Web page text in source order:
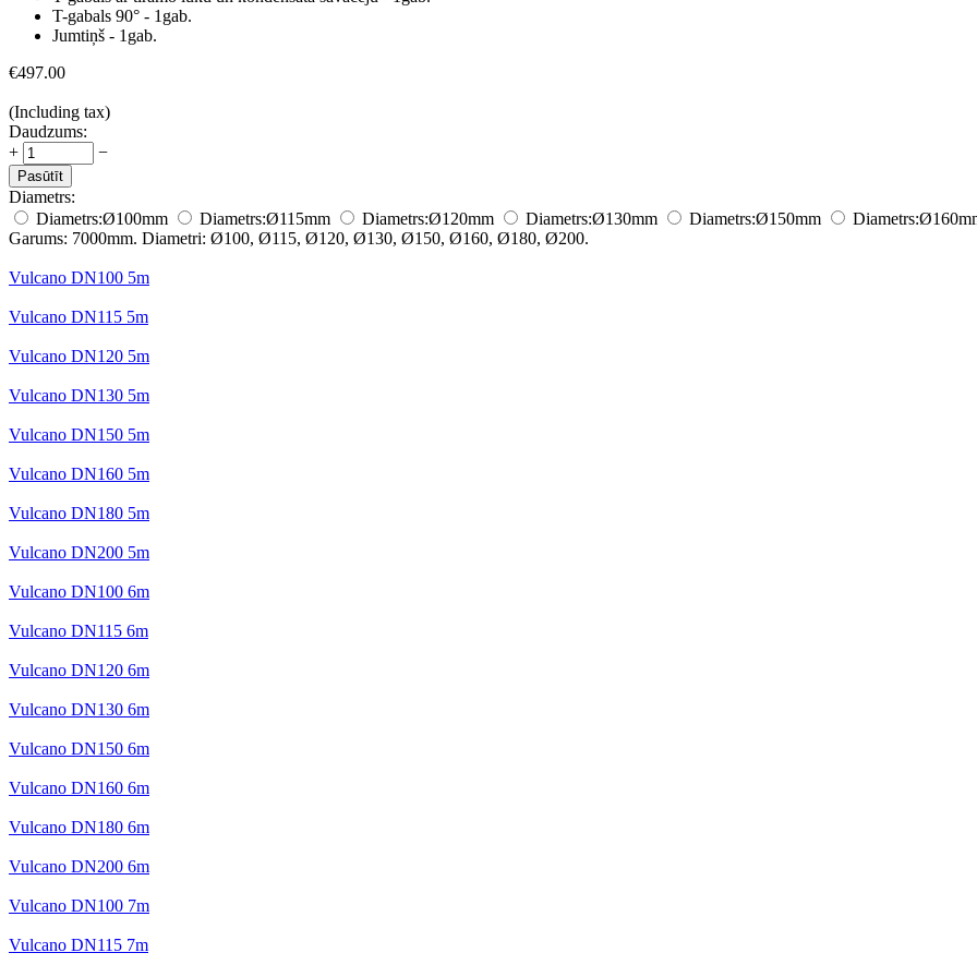
T-gabals 90° - 1gab.
Jumtiņš - 1gab.
€497.00
(Including tax)
Daudzums:
+
−
Pasūtīt
Diametrs:
Diametrs:Ø100mm Diametrs:Ø115mm Diametrs:Ø120mm Diametrs:Ø130mm Diametrs:Ø150mm Diametrs:Ø160
Garums: 7000mm. Diametri: Ø100, Ø115, Ø120, Ø130, Ø150, Ø160, Ø180, Ø200.
Vulcano DN100 5m
Vulcano DN115 5m
Vulcano DN120 5m
Vulcano DN130 5m
Vulcano DN150 5m
Vulcano DN160 5m
Vulcano DN180 5m
Vulcano DN200 5m
Vulcano DN100 6m
Vulcano DN115 6m
Vulcano DN120 6m
Vulcano DN130 6m
Vulcano DN150 6m
Vulcano DN160 6m
Vulcano DN180 6m
Vulcano DN200 6m
Vulcano DN100 7m
Vulcano DN115 7m